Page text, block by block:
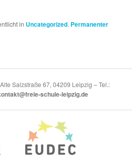
in Uncategorized. Permanenter
Salzstraße 67, 04209 Leipzig – Tel.:
schule-leipzig.de